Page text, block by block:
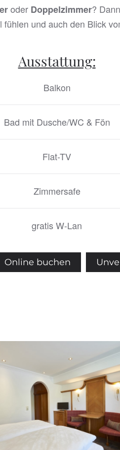
oder Doppelzimmer?
fühlen und auch den Blick
Ausstattung:
Balkon
Bad mit Dusche/WC & Fön
Flat-TV
Zimmersafe
gratis W-Lan
Online buchen